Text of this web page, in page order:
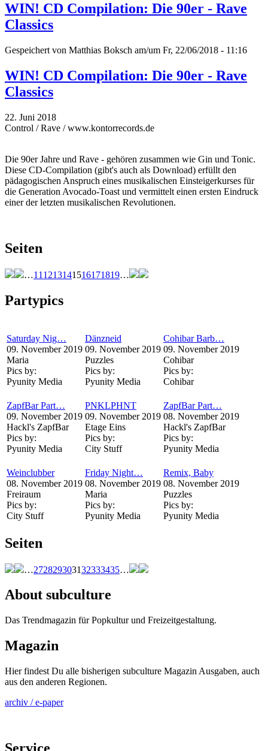
WIN! CD Compilation: Die 90er - Rave
Classics
Gespeichert von Matthias Boksch am/um Fr, 22/06/2018 - 11:16
WIN! CD Compilation: Die 90er - Rave
Classics
22. Juni 2018
Control / Rave / www.kontorrecords.de
Die 90er Jahre und Rave - gehören zusammen wie Gin und Tonic.
Diese CD-Compilation (gibt's auch als Download) erfüllt den
pädagogischen Anspruch eines musikalischen Einsteigerkurses für
die Generation Avocado-Toast und vermittelt einen ersten Eindruck
einer der letzten musikalischen Revolutionen.
Seiten
…11 1213141516171819…
Partypics
Saturday Nig…
09. November 2019
Maria
Pics by:
Pyunity Media
Dänzneid
09. November 2019
Puzzles
Pics by:
Pyunity Media
Cohibar Barb…
09. November 2019
Cohibar
Pics by:
Cohibar
ZapfBar Part…
09. November 2019
Hackl's ZapfBar
Pics by:
Pyunity Media
PNKLPHNT
09. November 2019
Etage Eins
Pics by:
City Stuff
ZapfBar Part…
08. November 2019
Hackl's ZapfBar
Pics by:
Pyunity Media
Weinclubber
08. November 2019
Freiraum
Pics by:
City Stuff
Friday Night…
08. November 2019
Maria
Pics by:
Pyunity Media
Remix, Baby
08. November 2019
Puzzles
Pics by:
Pyunity Media
Seiten
…272829303132333435…
About subculture
Das Trendmagazin für Popkultur und Freizeitgestaltung.
Magazin
Hier findest Du alle bisherigen subculture Magazin Ausgaben, auch
aus den anderen Regionen.
archiv / e-paper